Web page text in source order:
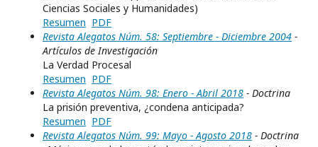
Ciencias Sociales y Humanidades)
Resumen PDF
Revista Alegatos Núm. 58: Septiembre - Diciembre 2004 -
Artículos de Investigación
La Verdad Procesal
Resumen PDF
Revista Alegatos Núm. 98: Enero - Abril 2018 - Doctrina
La prisión preventiva, ¿condena anticipada?
Resumen PDF
Revista Alegatos Núm. 99: Mayo - Agosto 2018 - Doctrina